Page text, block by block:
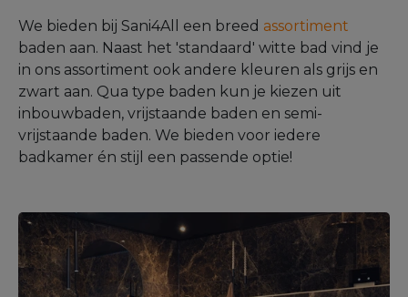
We bieden bij Sani4All een breed assortiment
baden aan. Naast het 'standaard' witte bad vind je
in ons assortiment ook andere kleuren als grijs en
zwart aan. Qua type baden kun je kiezen uit
inbouwbaden, vrijstaande baden en semi-
vrijstaande baden. We bieden voor iedere
badkamer én stijl een passende optie!